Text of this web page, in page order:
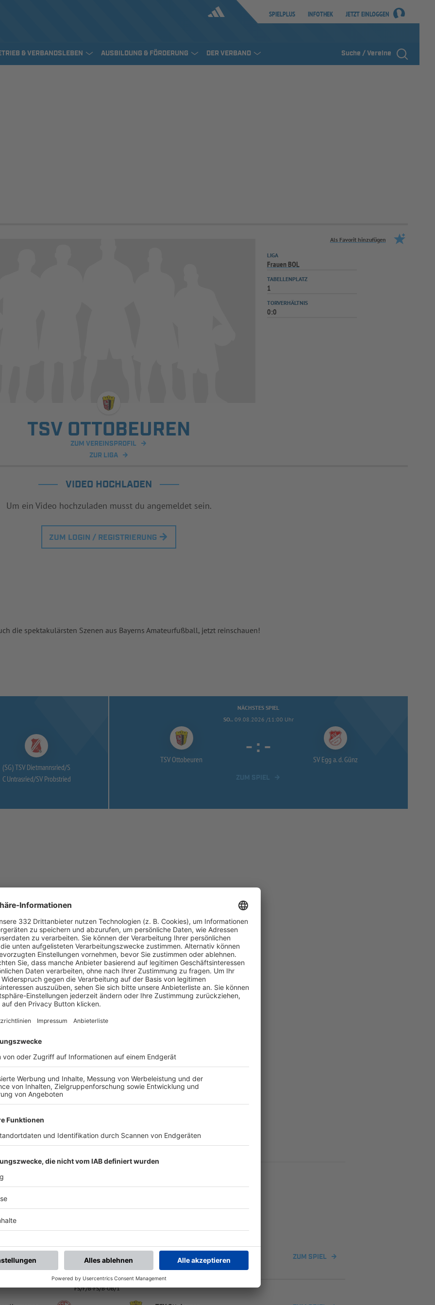
SPIELPLUS INFOTHEK JETZT EINLOGGEN
& VERBANDSLEBEN AUSBILDUNG & FÖRDERUNG DER VERBAND Suche / Vereine
Als Favorit hinzufügen
TSV OTTOBEUREN
ZUM VEREINSPROFIL
ZUR LIGA
LIGA
Frauen BOL
TABELLENPLATZ
1
TORVERHÄLTNIS
0:0
VIDEO HOCHLADEN
Um ein Video hochzuladen musst du angemeldet sein.
ZUM LOGIN / REGISTRIERUNG
die spektakulärsten Szenen aus Bayerns Amateurfußball, jetzt reinschauen!
(SG) TSV Dietmannsried/S
C Untrasried/SV Probstried
NÄCHSTES SPIEL
SO.. 09.08.2026 /11:00 Uhr
TSV Ottobeuren
- : -
SV Egg a. d. Günz
ALLE NEWS
Ottobeuren - : - SV Egg a. d. Günz ZUM SPIEL
Ottobeuren, Kunstrasen | Am Galgenberg | 87724 Ottobeuren
FS/F/B-FS/B-OB/1